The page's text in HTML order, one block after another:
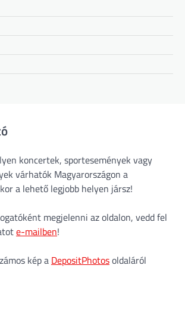
koncertek, sportesemények vagy
várhatók Magyarországon a
a lehető legjobb helyen jársz!
megjelenni az oldalon, vedd fel
e-mailben!
kép a DepositPhotosoldaláról